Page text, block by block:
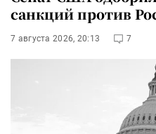
санкций против
7 августа 2026, 20:13 7